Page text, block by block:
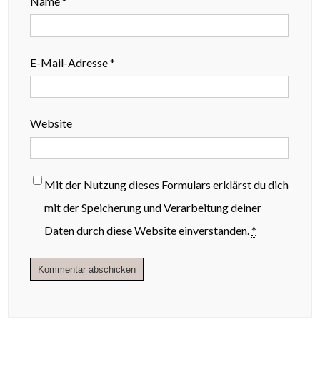
E-Mail-Adresse*
Website
Mit der Nutzung dieses Formulars erklärst du dich
mit der Speicherung und Verarbeitung deiner
Daten durch diese Website einverstanden.*